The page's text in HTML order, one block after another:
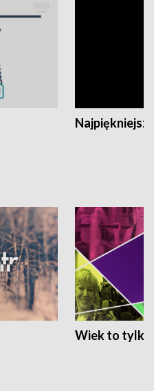
Wiek to tylko